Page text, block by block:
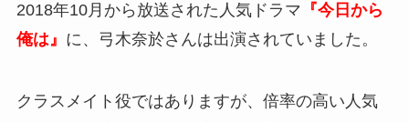
2018年10月から放送された人気ドラマ 『今日から
俺は』 に、弓木奈於さんは出演されていました。
クラスメイト役ではありますが、倍率の高い人気